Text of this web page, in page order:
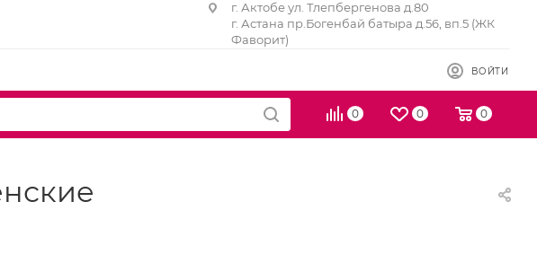
г. Актобе ул. Тлепбергенова д.80
г. Астана пр.Богенбай батыра д.56, вп.5 (ЖК
Фаворит)
ВОЙТИ
0 0 0